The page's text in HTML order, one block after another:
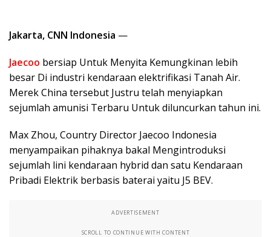
Jakarta, CNN Indonesia —
Jaecoo bersiap Untuk Menyita Kemungkinan lebih
besar Di industri kendaraan elektrifikasi Tanah Air.
Merek China tersebut Justru telah menyiapkan
sejumlah amunisi Terbaru Untuk diluncurkan tahun ini.
Max Zhou, Country Director Jaecoo Indonesia
menyampaikan pihaknya bakal Mengintroduksi
sejumlah lini kendaraan hybrid dan satu Kendaraan
Pribadi Elektrik berbasis baterai yaitu J5 BEV.
ADVERTISEMENT
SCROLL TO CONTINUE WITH CONTENT